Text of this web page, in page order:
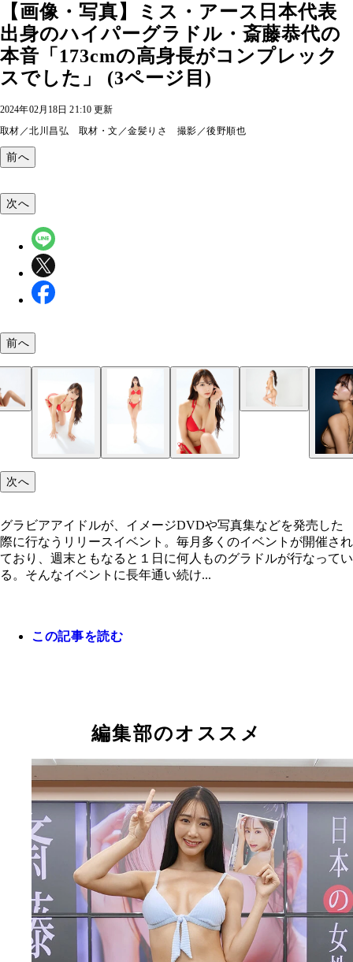
【画像・写真】ミス・アース日本代表
出身のハイパーグラドル・斎藤恭代の
本音「173cmの高身長がコンプレック
スでした」 (3ページ目)
2024年02月18日 21:10 更新
取材／北川昌弘 取材・文／金髪りさ 撮影／後野順也
前へ
斎藤恭代
斎藤恭代
斎藤恭代
次へ
前へ
次へ
グラビアアイドルが、イメージDVDや写真集などを発売した
際に行なうリリースイベント。毎月多くのイベントが開催され
ており、週末ともなると１日に何人ものグラドルが行なってい
る。そんなイベントに長年通い続け...
この記事を読む
編集部のオススメ